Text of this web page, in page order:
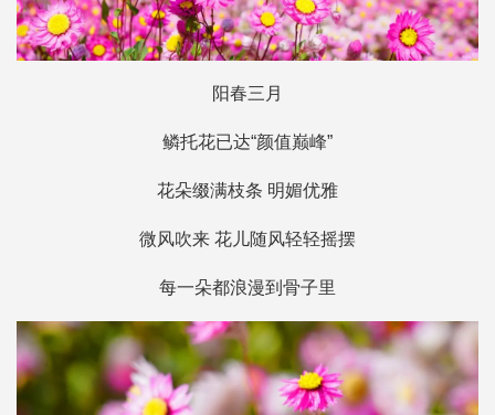
阳春三月
鳞托花已达“颜值巅峰”
花朵缀满枝条 明媚优雅
微风吹来 花儿随风轻轻摇摆
每一朵都浪漫到骨子里